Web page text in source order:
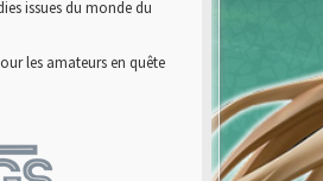
issues du monde du
les amateurs en quête